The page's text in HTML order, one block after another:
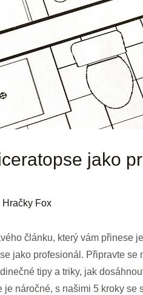
jako
Hračky Fox
článku, který vám přinese
jako profesionál. Připravte
tipy a triky, jak
je náročné, s našimi 5 kroky